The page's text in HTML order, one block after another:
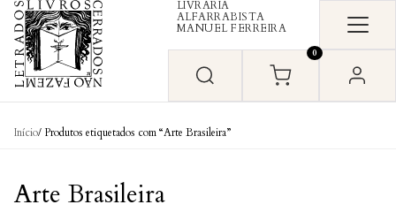
Skip to content
LIVRARIA
ALFARRABISTA
MANUEL FERREIRA
0
Início/ Produtos etiquetados com “Arte Brasileira”
Arte Brasileira